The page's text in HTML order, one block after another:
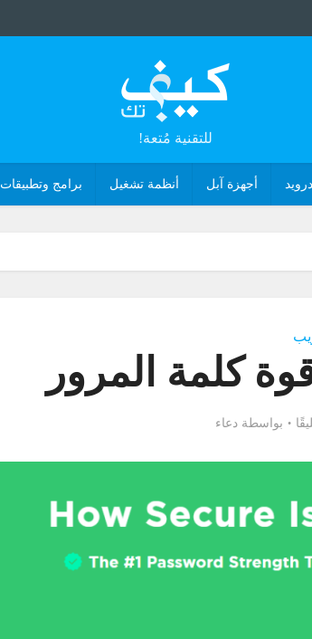
للتقنية مُتعة!
أجهزة آبل أنظمة تشغيل برامج وتطبيقات
كلمة المرور
بواسطةدعاء